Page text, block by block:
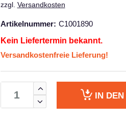
zzgl. Versandkosten
Artikelnummer: C1001890
Kein Liefertermin bekannt.
Versandkostenfreie Lieferung!
IN DEN